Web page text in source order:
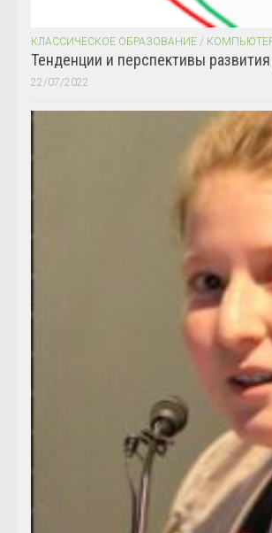
КЛАССИЧЕСКОЕ ОБРАЗОВАНИЕ /
Тенденции и перспективы
22/07/2022